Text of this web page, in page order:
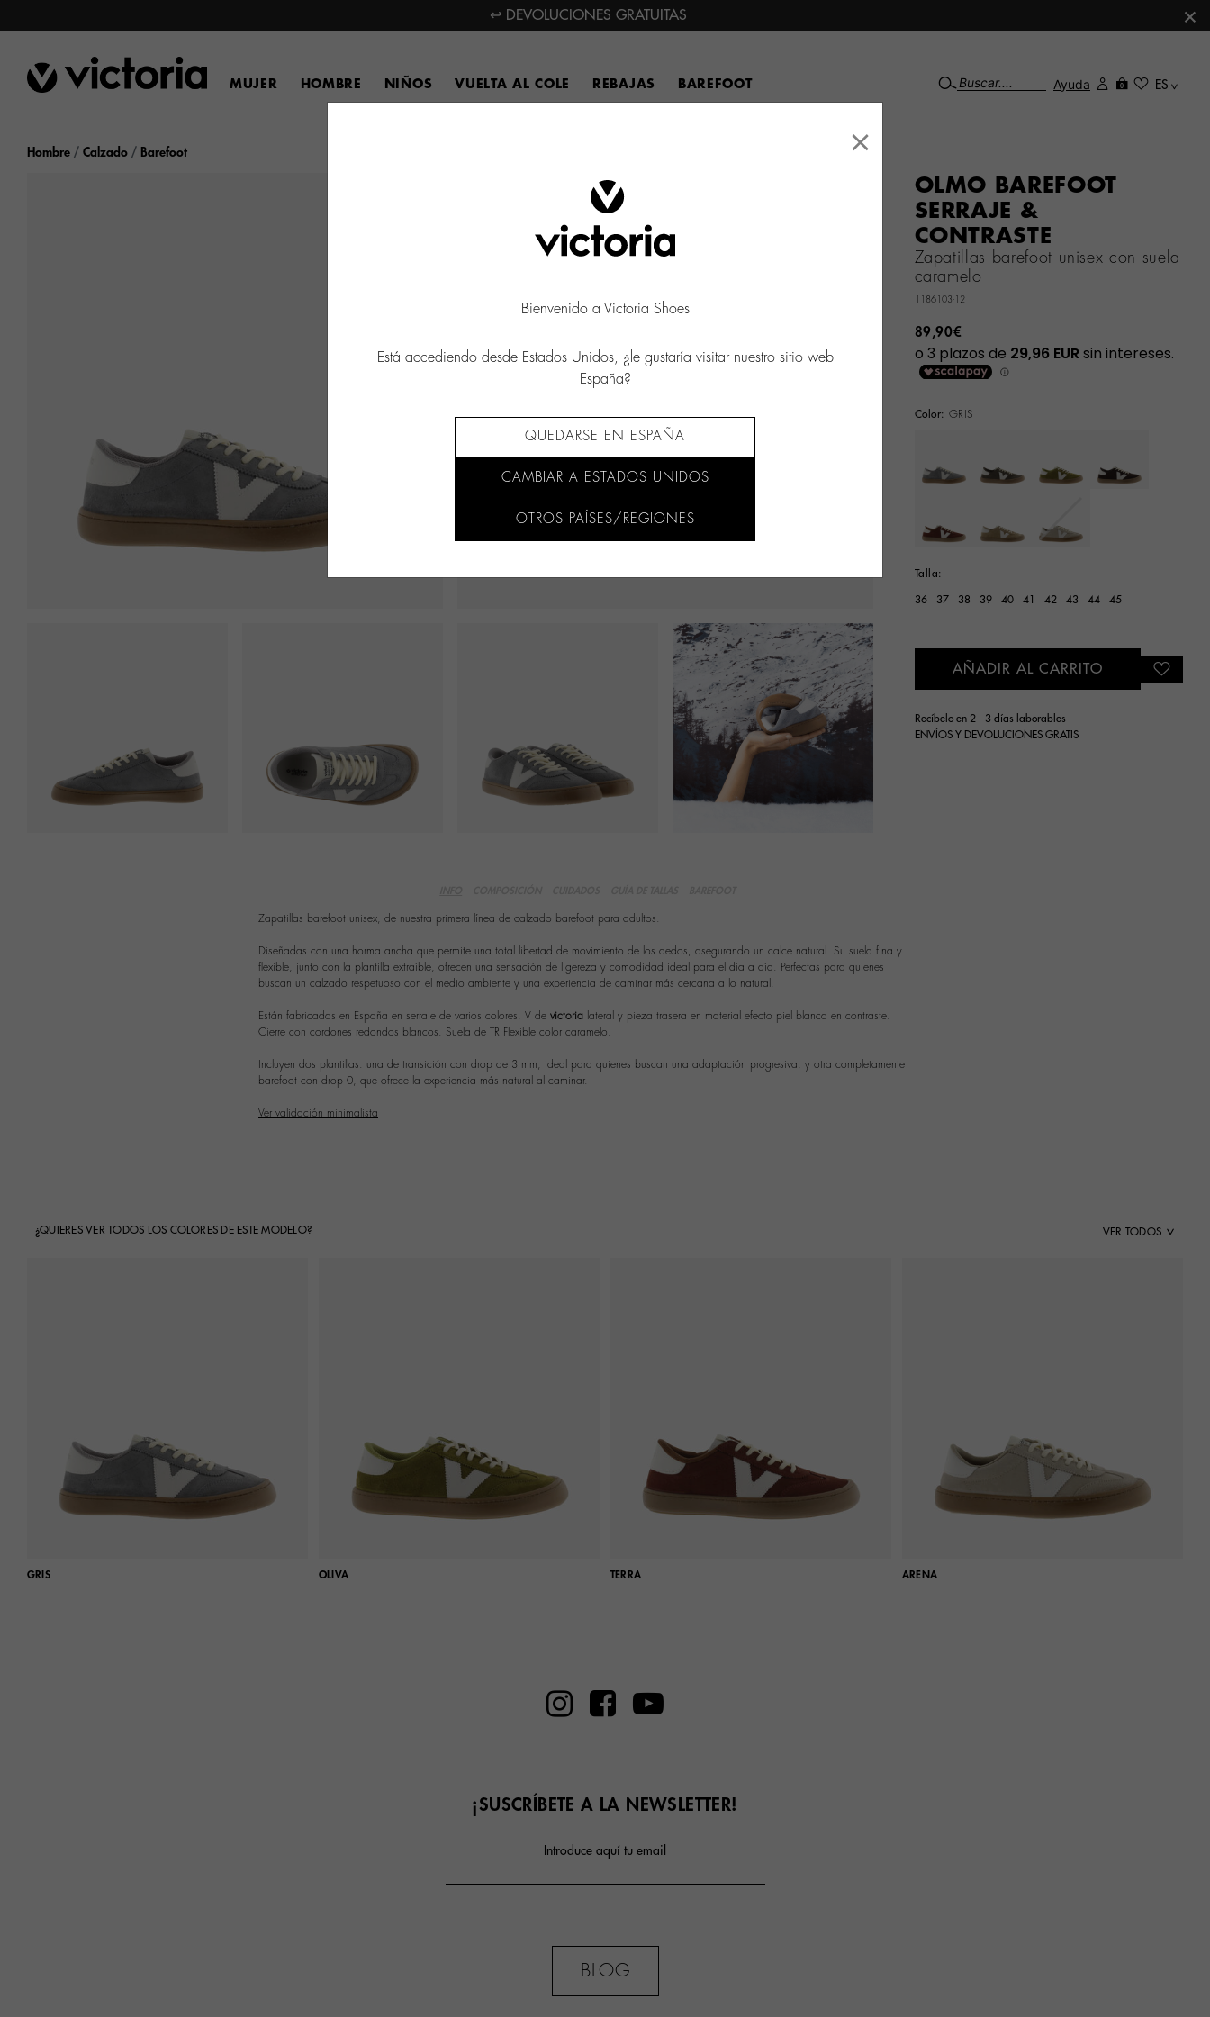
↩ DEVOLUCIONES GRATUITAS ×
MUJER HOMBRE NIÑOS VUELTA AL COLE REBAJAS BAREFOOT Ayuda ES
Hombre Calzado Barefoot
OLMO BAREFOOT
SERRAJE &
CONTRASTE
Zapatillas barefoot unisex con suela
caramelo
1186103-12
89,90€
Color: GRIS
Talla:
36 37 38 39 40 41 42 43 44 45
AÑADIR AL CARRITO
Recíbelo en 2 - 3 días laborables
ENVÍOS Y DEVOLUCIONES GRATIS
Zapatillas barefoot unisex, de nuestra primera línea de calzado barefoot para adultos.
Diseñadas con una horma ancha que permite una total libertad de movimiento de los dedos, asegurando un calce natural. Su suela fina y
flexible, junto con la plantilla extraíble, ofrecen una sensación de ligereza y comodidad ideal para el día a día. Perfectas para quienes
buscan un calzado respetuoso con el medio ambiente y una experiencia de caminar más cercana a lo natural.
Están fabricadas en España en serraje de varios colores. V de victoria lateral y pieza trasera en material efecto piel blanca en contraste.
Cierre con cordones redondos blancos. Suela de TR Flexible color caramelo.
Incluyen dos plantillas: una de transición con drop de 3 mm, ideal para quienes buscan una adaptación progresiva, y otra completamente
barefoot con drop 0, que ofrece la experiencia más natural al caminar.
Ver validación minimalista
¿QUIERES VER TODOS LOS COLORES DE ESTE MODELO? VER TODOS
GRIS OLIVA TERRA ARENA
¡SUSCRÍBETE A LA NEWSLETTER!
Introduce aquí tu email
BLOG
×
Bienvenido a Victoria Shoes
Está accediendo desde Estados Unidos, ¿le gustaría visitar nuestro sitio web
España?
QUEDARSE EN ESPAÑA
CAMBIAR A ESTADOS UNIDOS
OTROS PAÍSES/REGIONES